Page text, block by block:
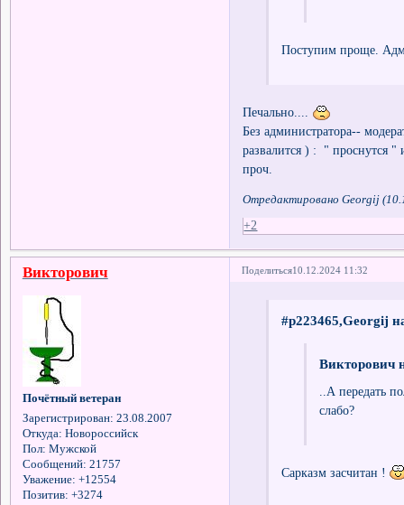
Поступим проще.
Печально....
Без администратора--
развалится ) : " проснутся
проч.
Отредактировано Georgij
+2
Поделиться10.12.2024 11:32
Викторович
Почётный ветеран
Зарегистрирован: 23.08.2007
Откуда: Новороссийск
Пол: Мужской
Сообщений: 21757
Уважение: +12554
Позитив: +3274
#p223465,Georgij
Викторович
..А передать
слабо?
Сарказм засчитан !